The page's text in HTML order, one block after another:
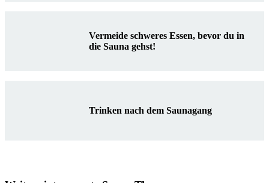
Vermeide schweres Essen, bevor du in
die Sauna gehst!
Trinken nach dem Saunagang